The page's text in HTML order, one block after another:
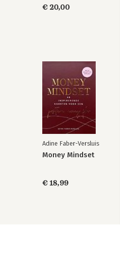
€ 20,00
Adine Faber-Versluis
Money Mindset
€ 18,99